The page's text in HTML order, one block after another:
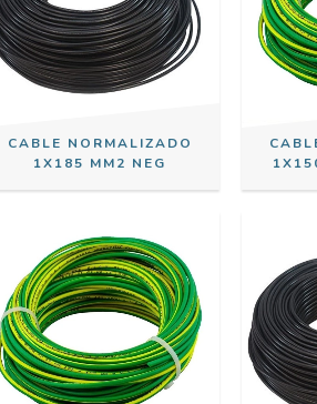
CABLE NORMALIZADO
1X185 MM2 NEG